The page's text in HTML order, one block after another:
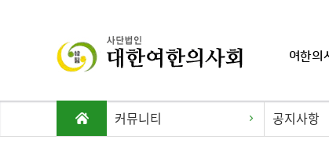
여한의
커뮤니티 공지사항